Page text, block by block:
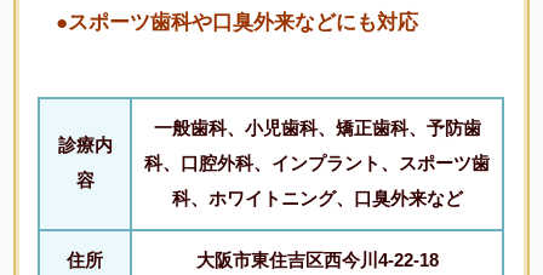
●スポーツ歯科や口臭外来などにも対応
診療内
容
一般歯科、小児歯科、矯正歯科、予防歯
科、口腔外科、インプラント、スポーツ歯
科、ホワイトニング、口臭外来など
住所 大阪市東住吉区西今川4-22-18